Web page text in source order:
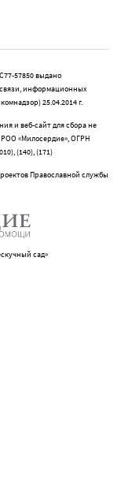
57850 выдано
информационных
25.04.2014 г.
и веб-сайт для сбора не
РОО «Милосердие», ОГРН
(140), (171)
Православной службы
сад»